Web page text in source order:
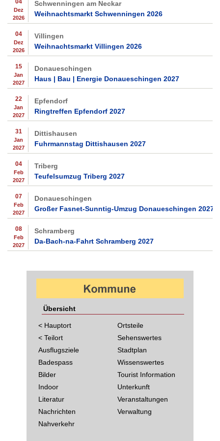
04
Dez
2026
Schwenningen am Neckar
Weihnachtsmarkt Schwenningen 2026
04
Dez
2026
Villingen
Weihnachtsmarkt Villingen 2026
15
Jan
2027
Donaueschingen
Haus | Bau | Energie Donaueschingen 2027
22
Jan
2027
Epfendorf
Ringtreffen Epfendorf 2027
31
Jan
2027
Dittishausen
Fuhrmannstag Dittishausen 2027
04
Feb
2027
Triberg
Teufelsumzug Triberg 2027
07
Feb
2027
Donaueschingen
Großer Fasnet-Sunntig-Umzug Donaueschingen 2027
08
Feb
2027
Schramberg
Da-Bach-na-Fahrt Schramberg 2027
Übersicht
< Hauptort
< Teilort
Ausflugsziele
Badespass
Bilder
Indoor
Literatur
Nachrichten
Nahverkehr
Ortsteile
Sehenswertes
Stadtplan
Wissenswertes
Tourist Information
Unterkunft
Veranstaltungen
Verwaltung